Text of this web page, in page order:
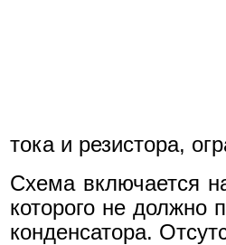
тока и резистора,
Схема включается
которого не должно
конденсатора.